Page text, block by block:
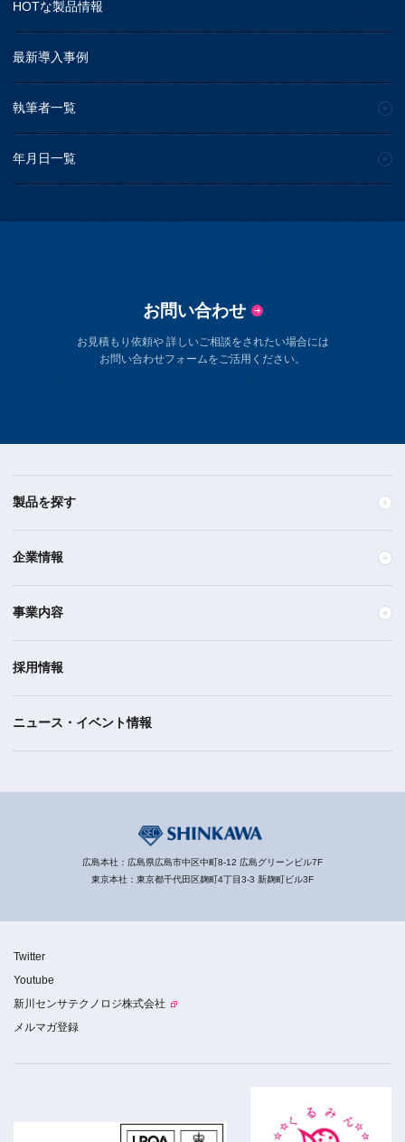
HOTな製品情報
最新導入事例
執筆者一覧
年月日一覧
お問い合わせ
お見積もり依頼や 詳しいご相談をされたい場合には
お問い合わせフォームをご活用ください。
製品を探す
企業情報
事業内容
採用情報
ニュース・イベント情報
広島本社：広島県広島市中区中町8-12 広島グリーンビル7F
東京本社：東京都千代田区麹町4丁目3-3 新麹町ビル3F
Twitter
Youtube
新川センサテクノロジ株式会社
メルマガ登録